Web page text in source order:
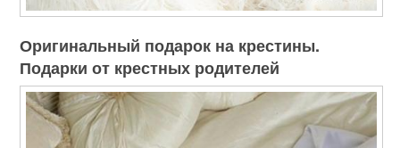
Оригинальный подарок на крестины.
Подарки от крестных родителей